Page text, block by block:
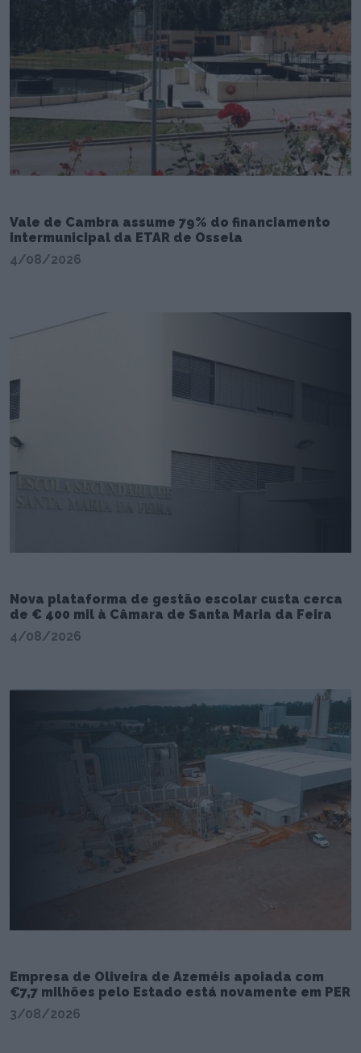
Vale de Cambra assume 79% do financiamento
intermunicipal da ETAR de Ossela
4/08/2026
Nova plataforma de gestão escolar custa cerca
de € 400 mil à Câmara de Santa Maria da Feira
4/08/2026
Empresa de Oliveira de Azeméis apoiada com
€7,7 milhões pelo Estado está novamente em PER
3/08/2026